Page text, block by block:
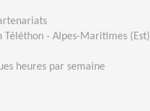
Téléthon - Alpes-Maritimes (Est)
heures par semaine